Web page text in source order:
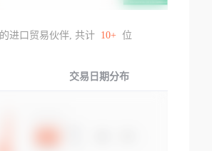
进口贸易伙伴, 共计 10+ 位
交易日期分布